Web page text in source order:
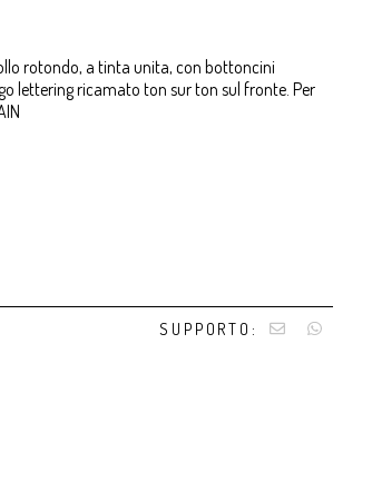
rotondo, a tinta unita, con bottoncini
lettering ricamato ton sur ton sul fronte. Per
SUPPORTO: